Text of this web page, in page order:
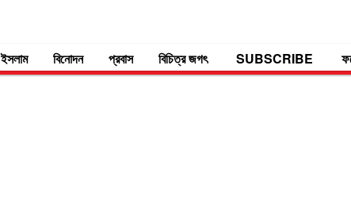
ইসলাম বিনোদন প্রবাস বিচিত্র জগৎ SUBSCRIBE